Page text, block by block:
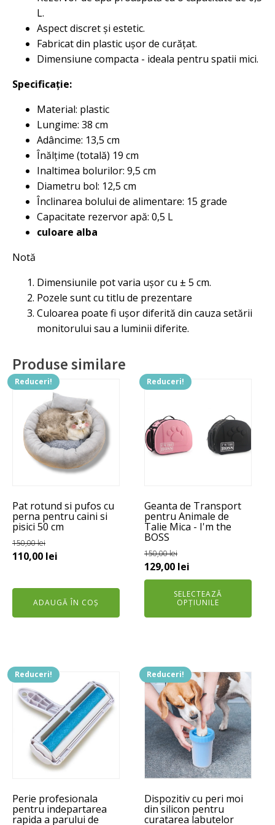
L.
Aspect discret și estetic.
Fabricat din plastic ușor de curățat.
Dimensiune compacta - ideala pentru spatii mici.
Specificație:
Material: plastic
Lungime: 38 cm
Adâncime: 13,5 cm
Înălțime (totală) 19 cm
Inaltimea bolurilor: 9,5 cm
Diametru bol: 12,5 cm
Înclinarea bolului de alimentare: 15 grade
Capacitate rezervor apă: 0,5 L
culoare alba
Notă
Dimensiunile pot varia ușor cu ± 5 cm.
Pozele sunt cu titlu de prezentare
Culoarea poate fi ușor diferită din cauza setării
monitorului sau a luminii diferite.
Produse similare
Reduceri!
Pat rotund si pufos cu
perna pentru caini si
pisici 50 cm
150,00lei
Prețul
a
fost:
150,00 lei.
110,00 lei
este:
110,00 lei.
ADAUGĂ ÎN COȘ
Reduceri!
Geanta de Transport
pentru Animale de
Talie Mica - I'm the
BOSS
150,00lei
Prețul
inițial
129,00 lei
curent
este:
SELECTEAZĂ
OPȚIUNILE
Acest
mai
multe
fi
alese
în
pagina
produsului.
Reduceri!
Perie profesionala
pentru indepartarea
rapida a parului de
Reduceri!
Dispozitiv cu peri moi
din silicon pentru
curatarea labutelor